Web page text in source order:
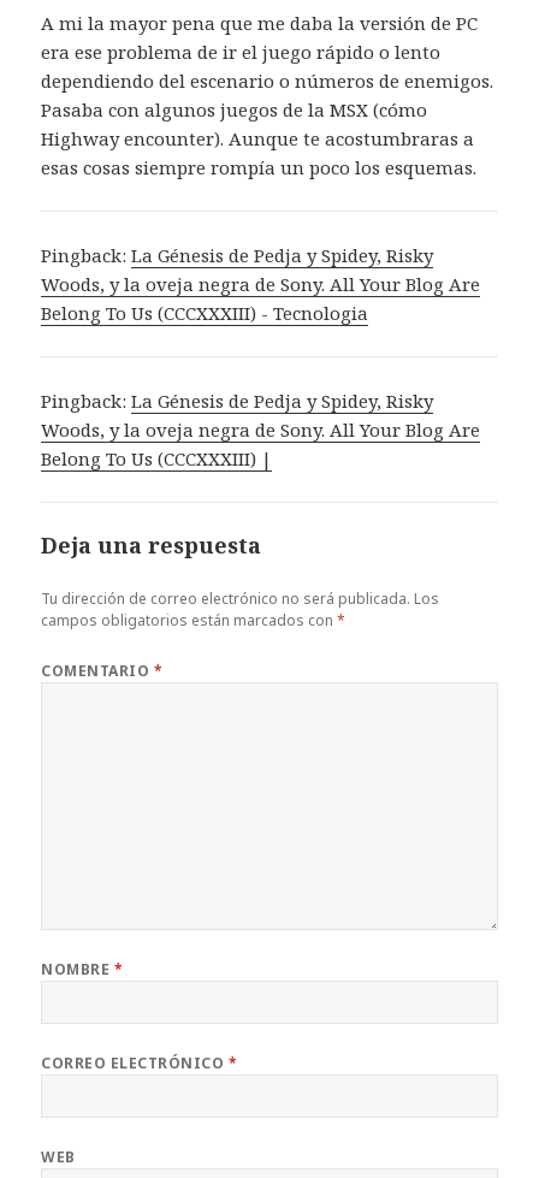
A mi la mayor pena que me daba la versión de PC
era ese problema de ir el juego rápido o lento
dependiendo del escenario o números de enemigos.
Pasaba con algunos juegos de la MSX (cómo
Highway encounter). Aunque te acostumbraras a
esas cosas siempre rompía un poco los esquemas.
Pingback:La Génesis de Pedja y Spidey, Risky
Woods, y la oveja negra de Sony. All Your Blog Are
Belong To Us (CCCXXXIII) - Tecnologia
Pingback:La Génesis de Pedja y Spidey, Risky
Woods, y la oveja negra de Sony. All Your Blog Are
Belong To Us (CCCXXXIII) |
Deja una respuesta
Tu dirección de correo electrónico no será publicada. Los
campos obligatorios están marcados con*
COMENTARIO *
NOMBRE *
CORREO ELECTRÓNICO *
WEB